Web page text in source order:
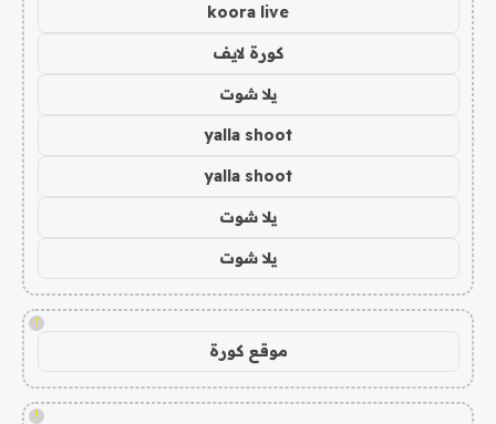
koora live
كورة لايف
يلا شوت
yalla shoot
yalla shoot
يلا شوت
يلا شوت
!
موقع كورة
!